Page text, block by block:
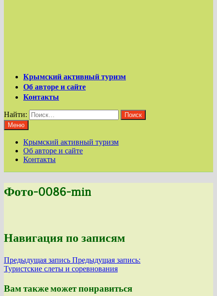
Крымский активный туризм
Об авторе и сайте
Контакты
Найти:
Меню
Крымский активный туризм
Об авторе и сайте
Контакты
Фото-0086-min
Навигация по записям
Предыдущая запись Предыдущая запись:
Туристские слеты и соревнования
Вам также может понравиться